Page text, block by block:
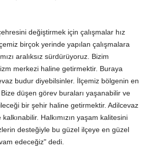
değiştirmek için çalışmalar hız
birçok yerinde yapılan çalışmalara
aralıksız sürdürüyoruz. Bizim
merkezi haline getirmektir. Buraya
budur diyebilsinler. İlçemiz bölgenin en
düşen görev buraları yaşanabilir ve
bir şehir haline getirmektir. Adilcevaz
Halkımızın yaşam kalitesini
desteğiyle bu güzel ilçeye en güzel
edeceğiz" dedi.